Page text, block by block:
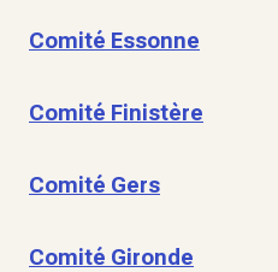
Comité Essonne
Comité Finistère
Comité Gers
Comité Gironde